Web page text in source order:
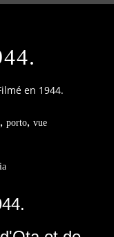
en 1944.
, porto, vue